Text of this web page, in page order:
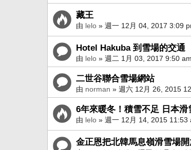
藏王
由 lelo » 週一 12月 04, 2017 3:09
Hotel Hakuba 到雪場的交通
由 lelo » 週二 1月 03, 2017 9:50 am
二世谷聯合雪場網站
由 norman » 週六 12月 26, 2015
6年來暖冬！積雪不足 日本
由 lelo » 週一 12月 14, 2015 11:53
金正恩把北韓馬息嶺滑雪場開